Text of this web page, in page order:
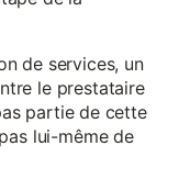
de services, un
le prestataire
partie de cette
lui-même de